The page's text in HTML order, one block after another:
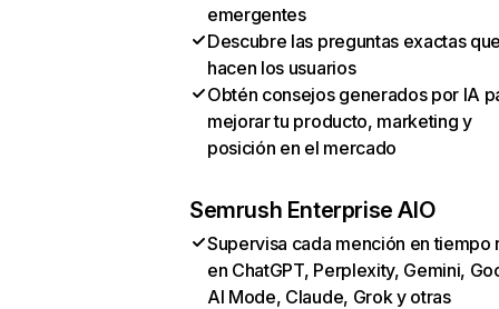
emergentes
Descubre las preguntas exactas
hacen los usuarios
Obtén consejos generados por IA
mejorar tu producto, marketing y
posición en el mercado
Semrush Enterprise AIO
Supervisa cada mención en tiempo
en ChatGPT, Perplexity, Gemini,
AI Mode, Claude, Grok y otras